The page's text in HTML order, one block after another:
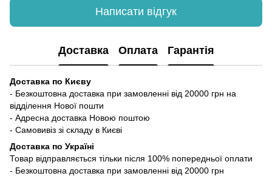
Написати відгук
Доставка Оплата Гарантія
Доставка по Києву
- Безкоштовна доставка при замовленні від 20000 грн на
відділення Нової пошти
- Адресна доставка Новою поштою
- Самовивіз зі складу в Києві
Доставка по Україні
Товар відправляється тільки після 100% попередньої оплати
- Безкоштовна доставка при замовленні від 20000 грн